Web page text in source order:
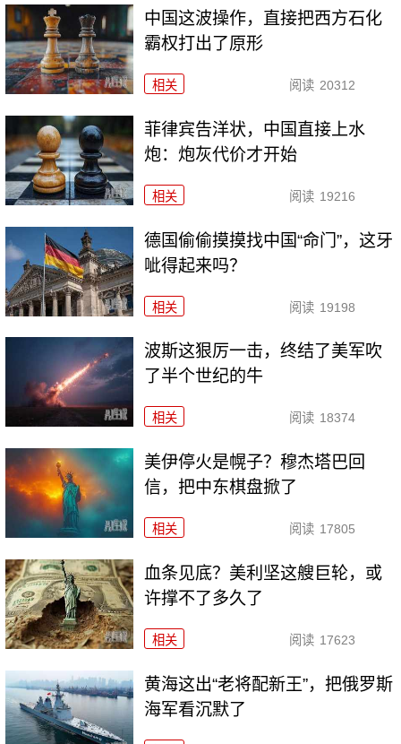
中国这波操作，直接把西方石化
霸权打出了原形
相关 阅读 20312
菲律宾告洋状，中国直接上水
炮：炮灰代价才开始
相关 阅读 19216
德国偷偷摸摸找中国“命门”，这牙
呲得起来吗？
相关 阅读 19198
波斯这狠厉一击，终结了美军吹
了半个世纪的牛
相关 阅读 18374
美伊停火是幌子？穆杰塔巴回
信，把中东棋盘掀了
相关 阅读 17805
血条见底？美利坚这艘巨轮，或
许撑不了多久了
相关 阅读 17623
黄海这出“老将配新王”，把俄罗斯
海军看沉默了